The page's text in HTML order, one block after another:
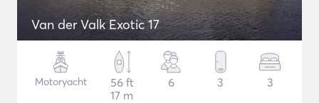
Van der Valk Exotic 17
Motoryacht
56 ft
17 m
6 3 3